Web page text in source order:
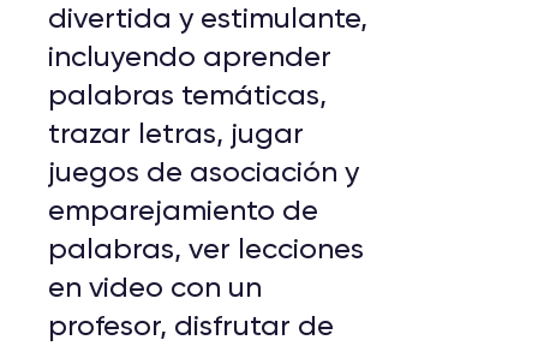
divertida y estimulante,
incluyendo aprender
palabras temáticas,
trazar letras, jugar
juegos de asociación y
emparejamiento de
palabras, ver lecciones
en video con un
profesor, disfrutar de